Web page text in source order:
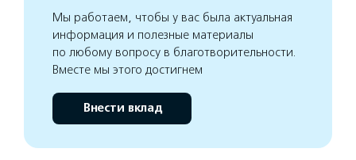
Мы работаем, чтобы у вас была актуальная
информация и полезные материалы
по любому вопросу в благотворительности.
Вместе мы этого достигнем
Внести вклад